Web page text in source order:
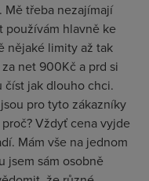
Mě třeba nezajímají
používám hlavně ke
nějaké limity až tak
net 900Kč a prd si
číst jak dlouho chci.
pro tyto zákazníky
Vždyť cena vyjde
Mám vše na jednom
jsem sám osobně